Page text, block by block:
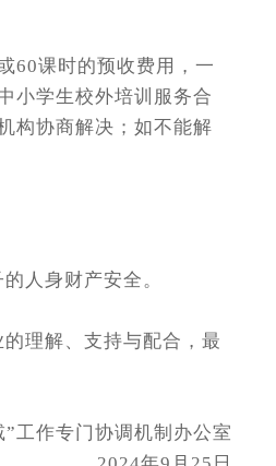
60课时的预收费用，一
小学生校外培训服务合
构协商解决；如不能解
人身财产安全。
理解、支持与配合，最
”工作专门协调机制办公室